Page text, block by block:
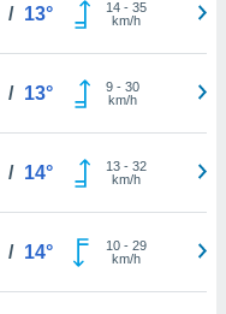
/ 13° 14- 35
km/h
/ 13° 9- 30
km/h
/ 14° 13- 32
km/h
/ 14° 10- 29
km/h